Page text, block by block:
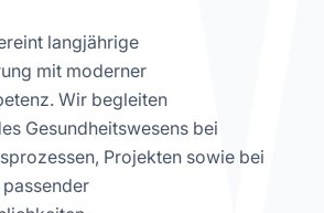
langjährige
mit moderner
Wir begleiten
Gesundheitswesens bei
Projekten sowie bei